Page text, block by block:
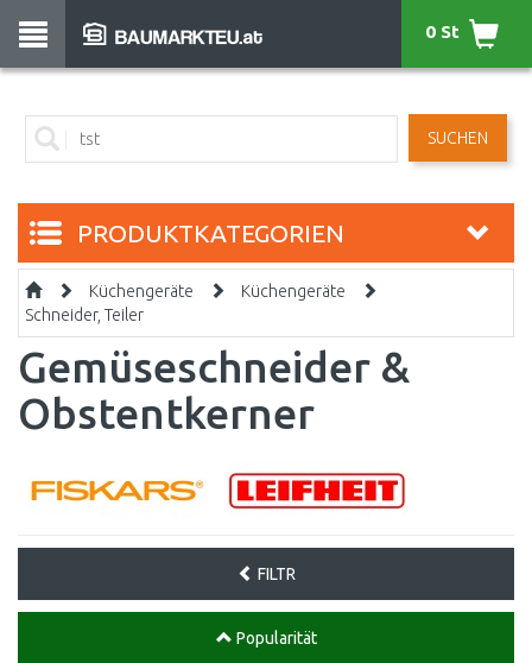
SUCHEN
0 St
PRODUKTKATEGORIEN
Küchengeräte
Küchengeräte
Schneider, Teiler
Gemüseschneider &
Obstentkerner
FILTR
Popularität